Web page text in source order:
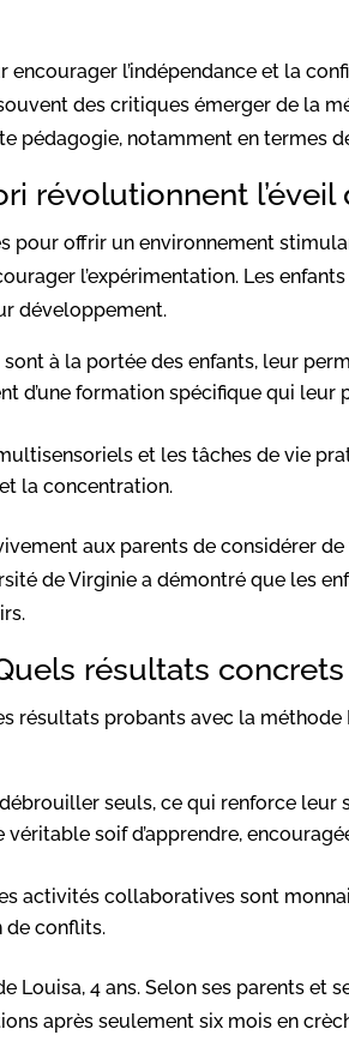
encourager l’indépendance et la
des critiques émerger de la
pédagogie, notamment en termes
révolutionnent
pour offrir un environnement
l’expérimentation. Les
développement.
à la portée des enfants, leur
d’une formation spécifique qui
et les tâches de vie
la concentration.
aux parents de considérer
de Virginie a démontré que les
résultats
résultats probants avec la
seuls, ce qui renforce leur
véritable soif d’apprendre,
activités collaboratives sont
de conflits.
Louisa, 4 ans. Selon ses parents et
après seulement six mois en